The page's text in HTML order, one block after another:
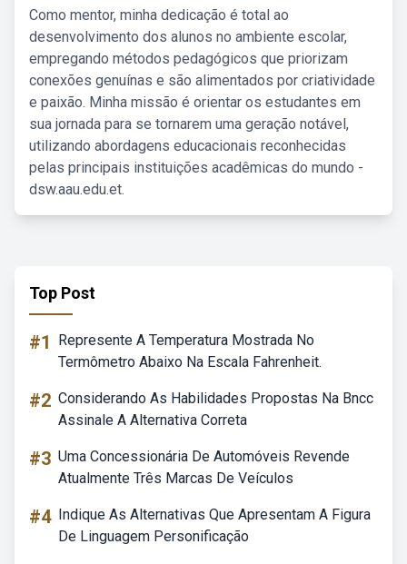
Como mentor, minha dedicação é total ao
desenvolvimento dos alunos no ambiente escolar,
empregando métodos pedagógicos que priorizam
conexões genuínas e são alimentados por criatividade
e paixão. Minha missão é orientar os estudantes em
sua jornada para se tornarem uma geração notável,
utilizando abordagens educacionais reconhecidas
pelas principais instituições acadêmicas do mundo -
dsw.aau.edu.et.
Top Post
#1
Represente A Temperatura Mostrada No
Termômetro Abaixo Na Escala Fahrenheit.
#2 Considerando As Habilidades Propostas Na Bncc
Assinale A Alternativa Correta
#3 Uma Concessionária De Automóveis Revende
Atualmente Três Marcas De Veículos
#4 Indique As Alternativas Que Apresentam A Figura
De Linguagem Personificação